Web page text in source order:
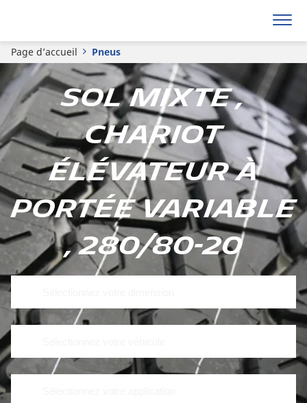
Page d’accueil Pneus
Sol mixte ,
Chariot
élévateur à
portée variable
, 280/80-20